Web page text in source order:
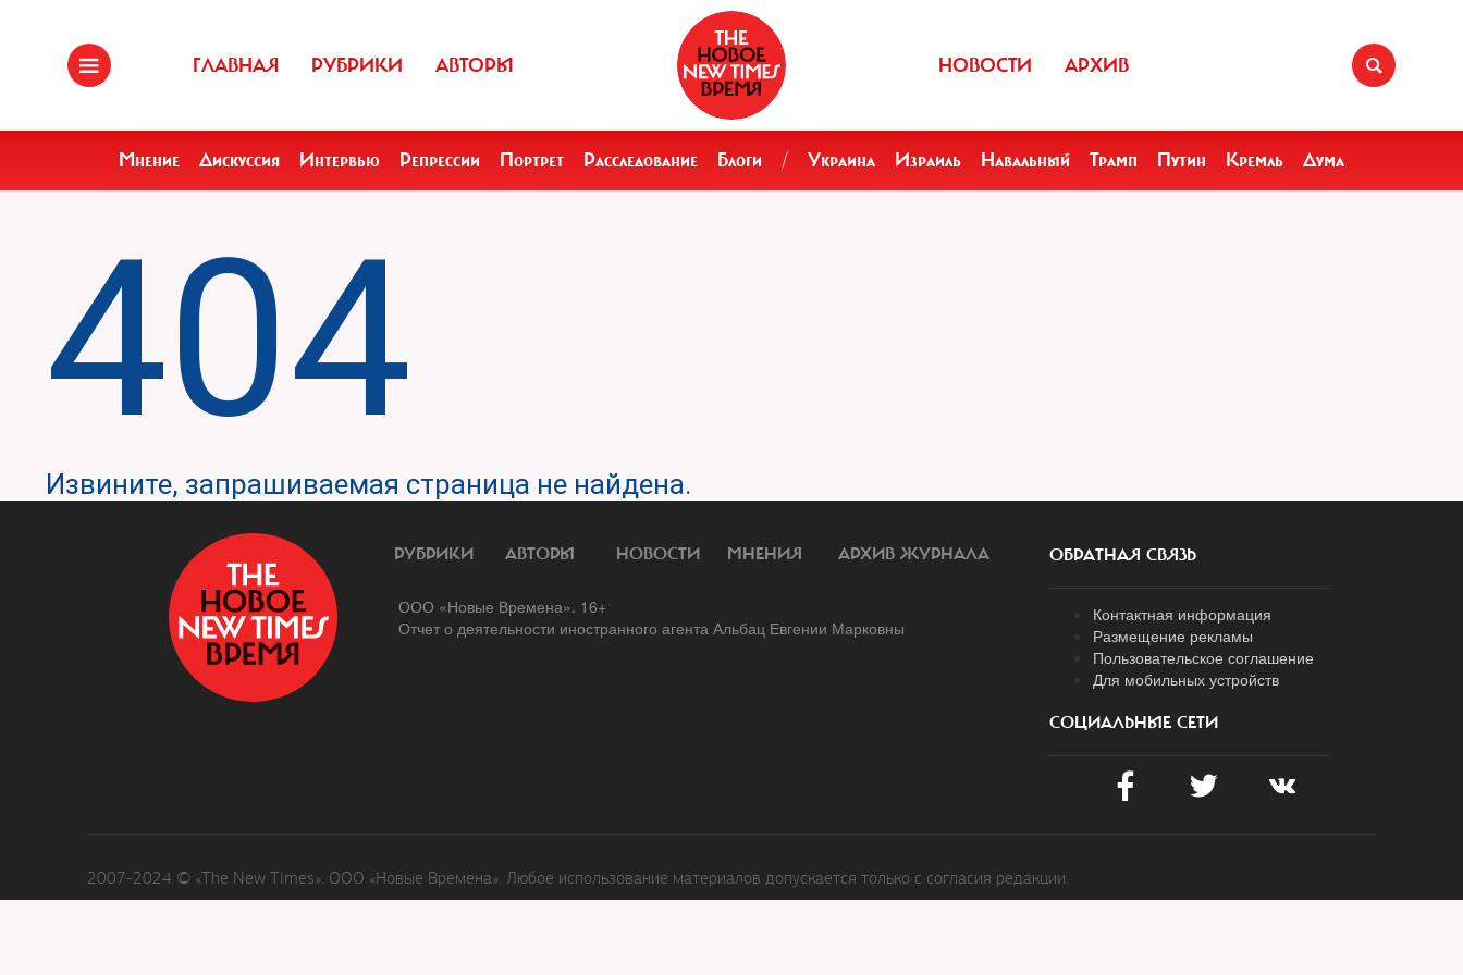
ГЛАВНАЯ РУБРИКИ АВТОРЫ НОВОСТИ АРХИВ
Мнение Дискуссия Интервью Репрессии Портрет Расследование Блоги / Украина Израиль Навальный Трамп Путин Кремль Дума
404
Извините, запрашиваемая страница не найдена.
РУБРИКИ АВТОРЫ НОВОСТИ МНЕНИЯ АРХИВ ЖУРНАЛА
ООО «Новые Времена». 16+
Отчет о деятельности иностранного агента Альбац Евгении Марковны
ОБРАТНАЯ СВЯЗЬ
Контактная информация
Размещение рекламы
Пользовательское соглашение
Для мобильных устройств
СОЦИАЛЬНЫЕ СЕТИ
2007-2024 © «The New Times». ООО «Новые Времена». Любое использование материалов допускается только с согласия редакции.